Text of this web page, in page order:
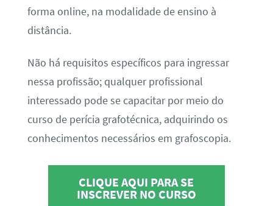
forma online, na modalidade de ensino à
distância.
Não há requisitos específicos para ingressar
nessa profissão; qualquer profissional
interessado pode se capacitar por meio do
curso de perícia grafotécnica, adquirindo os
conhecimentos necessários em grafoscopia.
CLIQUE AQUI PARA SE
INSCREVER NO CURSO